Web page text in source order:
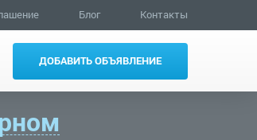
Блог Контакты
ДОБАВИТЬ ОБЪЯВЛЕНИЕ